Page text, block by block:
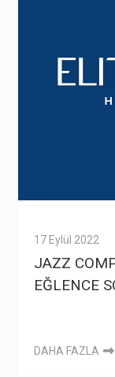
17 Eylül 2022
JAZZ
EĞLENCE
DAHA FAZLA